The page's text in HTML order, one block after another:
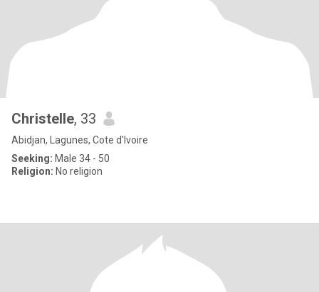
Christelle, 33
Abidjan, Lagunes, Cote d'Ivoire
Seeking: Male 34 - 50
Religion: No religion